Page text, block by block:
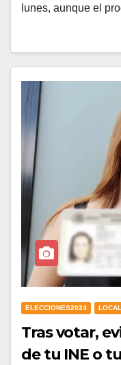
lunes, aunque el
ELECCIONES2024
Tras votar,
de tu INE o